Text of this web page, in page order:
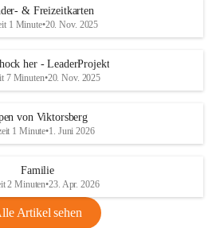
& Freizeitkarten
1 Minute•20. Nov. 2025
her - LeaderProjekt
7 Minuten•20. Nov. 2025
von Viktorsberg
1 Minute•1. Juni 2026
Familie
2 Minuten•23. Apr. 2026
Artikel sehen